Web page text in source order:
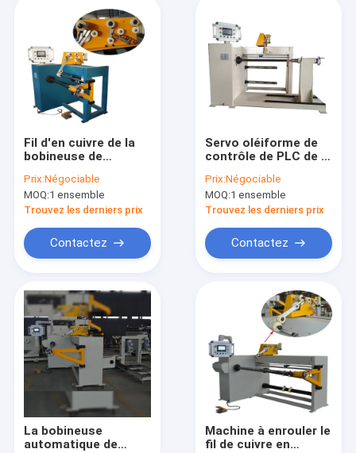
Produits
Vidéos
À propos de nous
Visite de l'usine
Fil d'en cuivre de la
bobineuse de
contrôle de PLC et
en aluminium
Prix:Négociable
MOQ:1 ensemble
Trouvez les derniers prix
Contactez
Servo oléiforme de
contrôle de PLC de la
transformateur
entraîné par un
moteur électrique
Prix:Négociable
MOQ:1 ensemble
Trouvez les derniers prix
Contactez
La bobineuse
automatique de
Machine à enrouler le
fil de cuivre en